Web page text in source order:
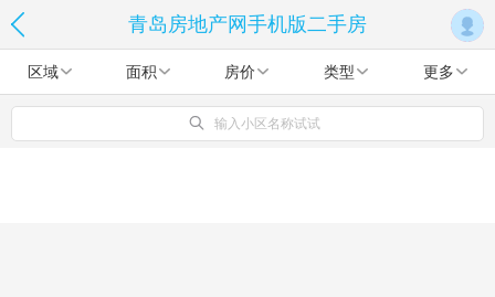
青岛房地产网手机版二手房
区域 面积 房价 类型 更多
输入小区名称试试